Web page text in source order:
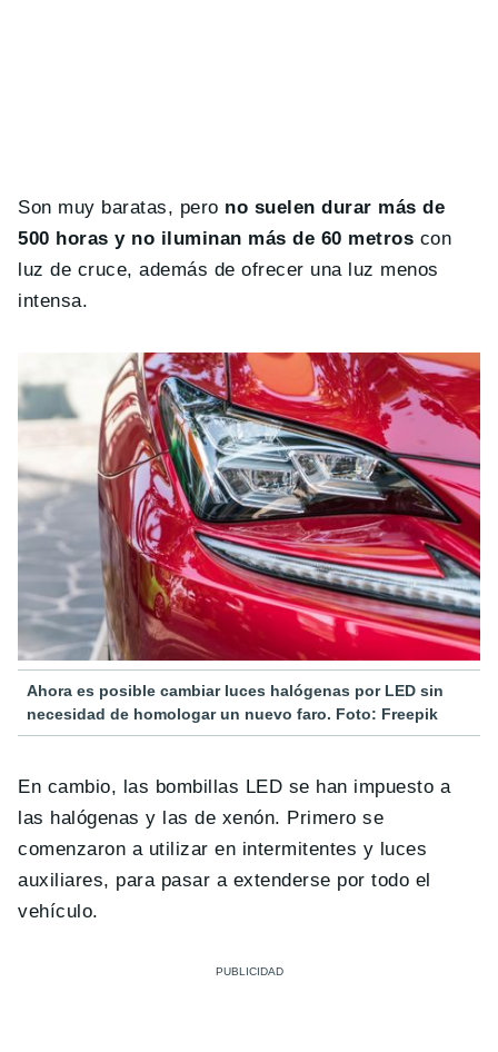
Son muy baratas, pero no suelen durar más de
500 horas y no iluminan más de 60 metros con
luz de cruce, además de ofrecer una luz menos
intensa.
Ahora es posible cambiar luces halógenas por LED sin
necesidad de homologar un nuevo faro. Foto: Freepik
En cambio, las bombillas LED se han impuesto a
las halógenas y las de xenón. Primero se
comenzaron a utilizar en intermitentes y luces
auxiliares, para pasar a extenderse por todo el
vehículo.